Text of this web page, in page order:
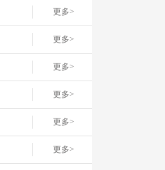
更多>
更多>
更多>
更多>
更多>
更多>